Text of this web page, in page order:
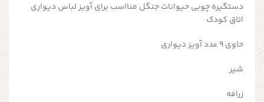
دستگیره چوبی حیوانات جنگل منااسب برای آویز لباس دیواری
اتاق کودک
حاوی 9 عدد آویز دیواری
شیر
زرافه